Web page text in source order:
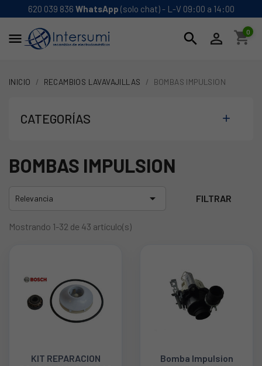
620 039 836 WhatsApp (solo chat) - L-V 09:00 a 14:00
 search  shopping_cart
0
INICIO RECAMBIOS LAVAVAJILLAS BOMBAS IMPULSION
CATEGORÍAS 
BOMBAS IMPULSION
Relevancia  FILTRAR
Mostrando 1-32 de 43 artículo(s)
KIT REPARACION
Bomba Impulsion